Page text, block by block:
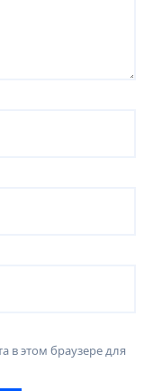
в этом браузере для